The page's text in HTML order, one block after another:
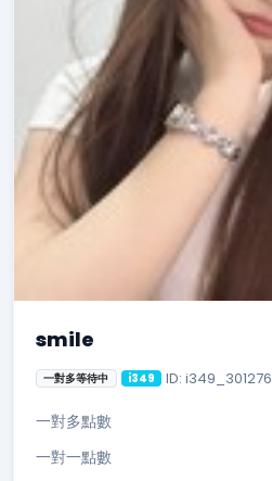
smile
一對多等待中 i349 ID: i349_301276
一對多點數
一對一點數